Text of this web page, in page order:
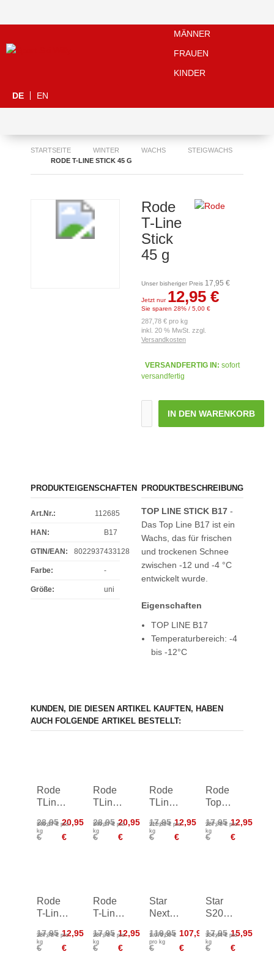
MÄNNER
FRAUEN
KINDER
DE EN
STARTSEITE WINTER WACHS
STEIGWACHS
RODE T-LINE STICK 45 G
Rode
T-Line
Stick
45 g
Unser bisheriger Preis 17,95 €
Jetzt nur 12,95 €
Sie sparen 28% / 5,00 €
287,78 € pro kg
inkl. 20 % MwSt. zzgl.
Versandkosten
VERSANDFERTIG IN: sofort
versandfertig
IN DEN WARENKORB
PRODUKTEIGENSCHAFTEN
Art.Nr.: 112685
HAN: B17
GTIN/EAN: 8022937433128
Farbe: -
Größe: uni
PRODUKTBESCHREIBUNG
TOP LINE STICK B17-
Das Top Line B17 ist ein
Wachs, das für frischen
und trockenen Schnee
zwischen -12 und -4 °C
entwickelt wurde.
Eigenschaften
TOP LINE B17
Temperaturbereich: -4
bis -12°C
KUNDEN, DIE DIESEN ARTIKEL KAUFTEN, HABEN
AUCH FOLGENDE ARTIKEL BESTELLT:
Rode
TLine
g
28,95
€
20,95
€
349,17 € pro
kg
Rode
TLine
60 g
28,95
€
20,95
€
349,17 € pro
kg
Rode
TLine
g
17,95
€
12,95
€
215,83 € pro
kg
Rode
Top
Stick
VXPS
17,95
€
12,95
€
287,78 € pro
kg
Rode
T-Line
45 g
17,95
€
12,95
€
287,78 € pro
kg
Rode
T-Line
45 g
17,95
€
12,95
€
287,78 € pro
kg
Star
Next
Med
Powder
119,95
€
107,95
€
1.079,50 €
pro kg
Star
S20
Pink
45g
17,95
€
15,95
€
354,44 € pro
kg